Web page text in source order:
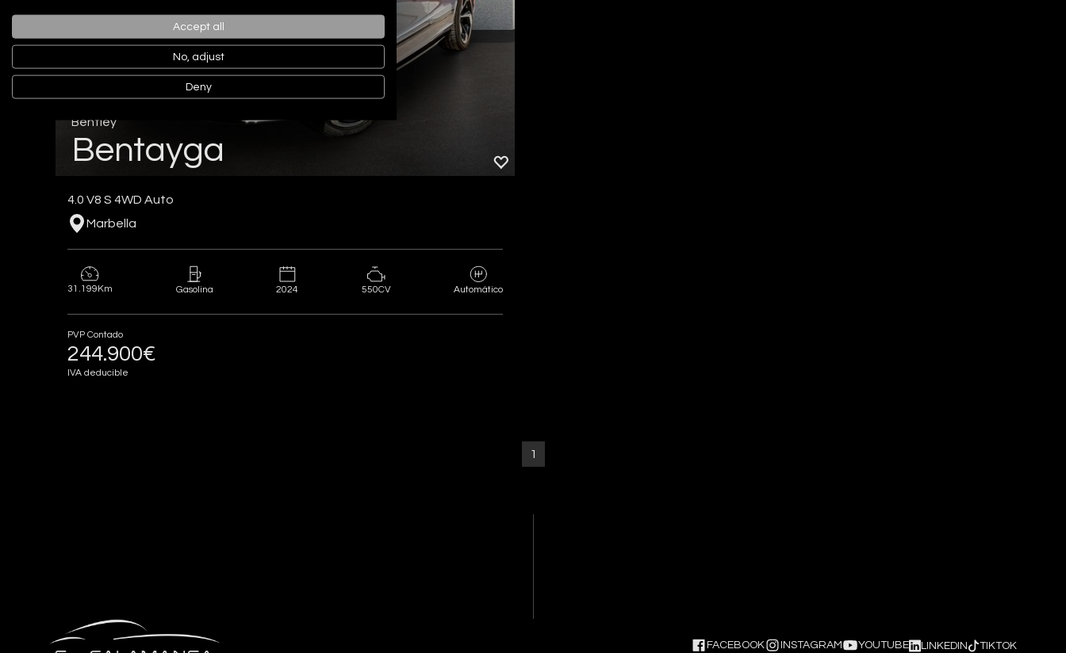
Bentley
Bentayga
4.0 V8 S 4WD Auto
Marbella
31.199Km Gasolina 2024 550CV Automático
PVP Contado
244.900€
IVA deducible
1
FACEBOOK INSTAGRAM YOUTUBE LINKEDIN TIKTOK
Accept all
No, adjust
Deny